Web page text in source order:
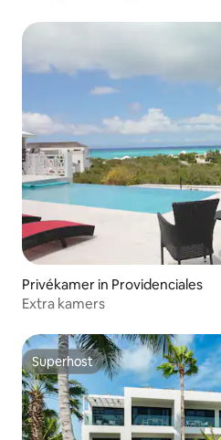
Privékamer in Providenciales
Extra kamers
Superhost
Superhost